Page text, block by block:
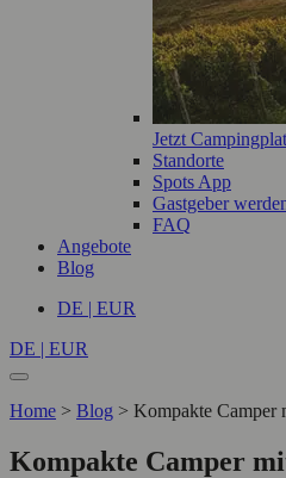
Jetzt
Standorte
Spots App
Gastgeber
FAQ
Angebote
Blog
DE | EUR
DE | EUR
Home > Blog > Kompakte Camper
Kompakte Camper